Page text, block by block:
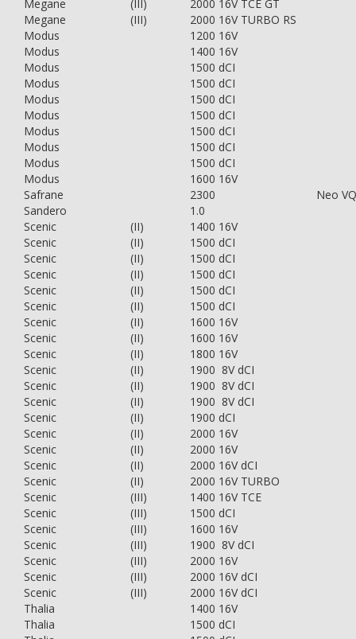
Megane
(III)
2000 16V TCE GT
Megane
(III)
2000 16V TURBO RS
Modus
1200 16V
Modus
1400 16V
Modus
1500 dCI
Modus
1500 dCI
Modus
1500 dCI
Modus
1500 dCI
Modus
1500 dCI
Modus
1500 dCI
Modus
1500 dCI
Modus
1600 16V
Safrane
2300
Neo
Sandero
1.0
Scenic
(II)
1400 16V
Scenic
(II)
1500 dCI
Scenic
(II)
1500 dCI
Scenic
(II)
1500 dCI
Scenic
(II)
1500 dCI
Scenic
(II)
1500 dCI
Scenic
(II)
1600 16V
Scenic
(II)
1600 16V
Scenic
(II)
1800 16V
Scenic
(II)
1900 8V dCI
Scenic
(II)
1900 8V dCI
Scenic
(II)
1900 8V dCI
Scenic
(II)
1900 dCI
Scenic
(II)
2000 16V
Scenic
(II)
2000 16V
Scenic
(II)
2000 16V dCI
Scenic
(II)
2000 16V TURBO
Scenic
(III)
1400 16V TCE
Scenic
(III)
1500 dCI
Scenic
(III)
1600 16V
Scenic
(III)
1900 8V dCI
Scenic
(III)
2000 16V
Scenic
(III)
2000 16V dCI
Scenic
(III)
2000 16V dCI
Thalia
1400 16V
Thalia
1500 dCI